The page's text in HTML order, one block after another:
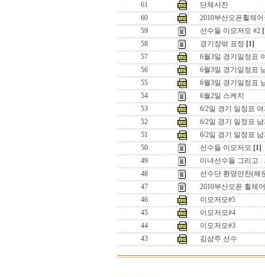
61
단체사진
60
2010부산오픈휠체
59
선수들 이모저모 #2
58
경기장밖 표정 [1]
57
6월3일 경기일정표
56
6월3일 경기일정표
55
6월3일 경기일정표
54
6월2일 스케치
53
6/2일 경기 일정표
52
6/2일 경기 일정표
51
6/2일 경기 일정표
50
선수들 이모저모 [1]
49
미녀선수들 그리고 . .
48
선수단 환영만찬(해
47
2010부산오픈 휠체
46
이모저모#5
45
이모저모#4
44
이모저모#3
43
김삼주 선수